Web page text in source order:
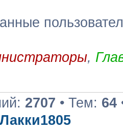
,
2707 • Тем: 64
Лакки1805